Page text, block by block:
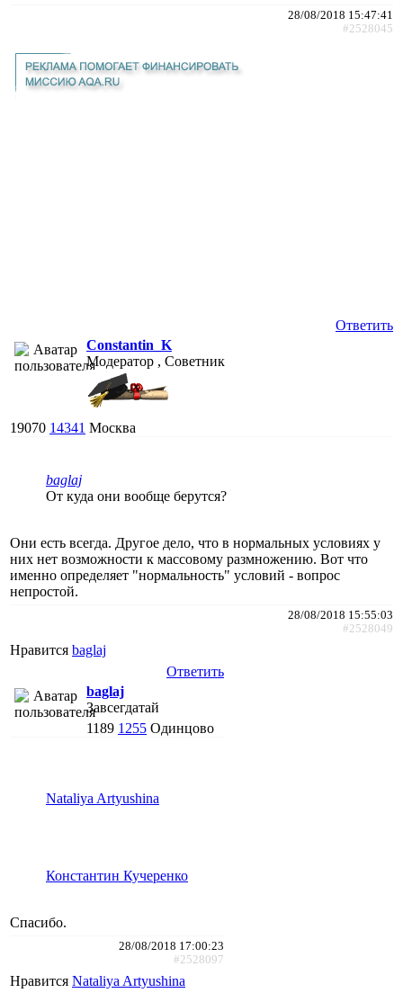
28/08/2018 15:47:41
#2528045
Ответить
Constantin_K
Модератор , Советник
19070 14341 Москва
baglaj
От куда они вообще берутся?
Они есть всегда. Другое дело, что в нормальных условиях у
них нет возможности к массовому размножению. Вот что
именно определяет "нормальность" условий - вопрос
непростой.
28/08/2018 15:55:03
#2528049
Нравится baglaj
Ответить
baglaj
Завсегдатай
1189 1255 Одинцово
Nataliya Artyushina
Константин Кучеренко
Спасибо.
28/08/2018 17:00:23
#2528097
Нравится Nataliya Artyushina